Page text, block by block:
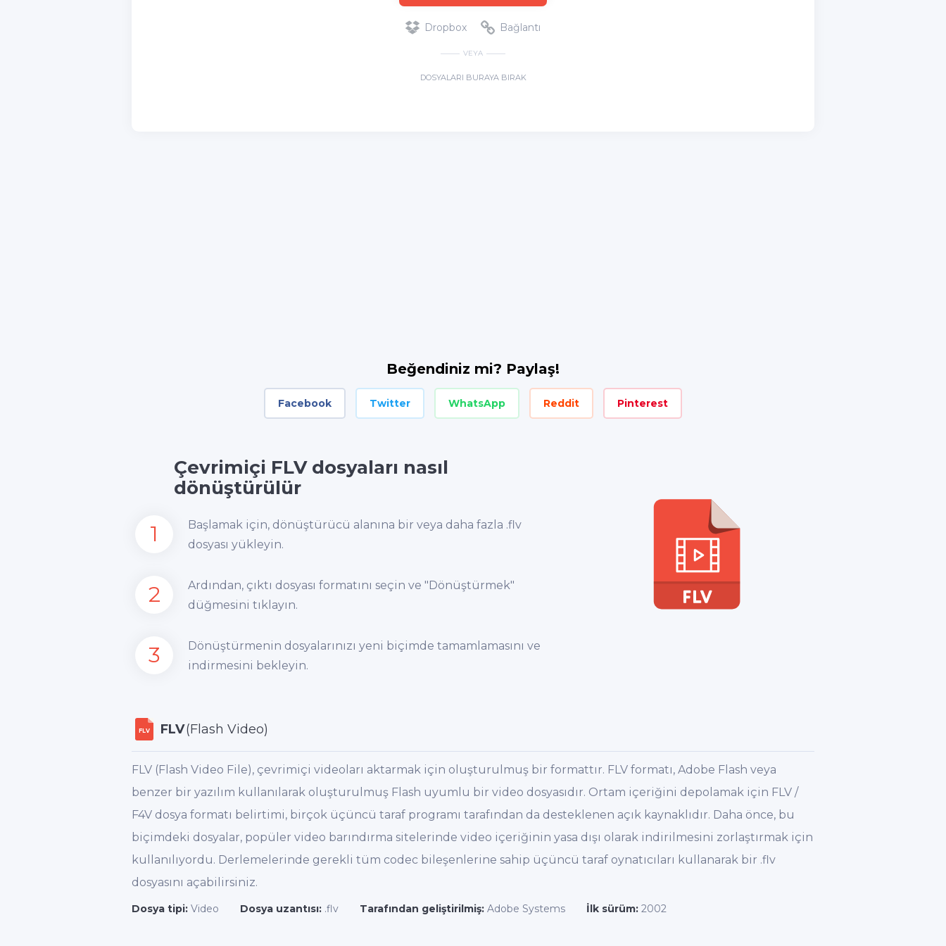
Dropbox Bağlantı
VEYA
DOSYALARI BURAYA BIRAK
Beğendiniz mi? Paylaş!
Facebook Twitter WhatsApp Reddit Pinterest
Çevrimiçi FLV dosyaları nasıl
dönüştürülür
1
Başlamak için, dönüştürücü alanına bir veya daha fazla .flv
dosyası yükleyin.
2
Ardından, çıktı dosyası formatını seçin ve "Dönüştürmek"
düğmesini tıklayın.
3
Dönüştürmenin dosyalarınızı yeni biçimde tamamlamasını ve
indirmesini bekleyin.
FLV FLV(Flash Video)
FLV (Flash Video File), çevrimiçi videoları aktarmak için oluşturulmuş bir formattır. FLV formatı, Adobe Flash veya
benzer bir yazılım kullanılarak oluşturulmuş Flash uyumlu bir video dosyasıdır. Ortam içeriğini depolamak için FLV /
F4V dosya formatı belirtimi, birçok üçüncü taraf programı tarafından da desteklenen açık kaynaklıdır. Daha önce, bu
biçimdeki dosyalar, popüler video barındırma sitelerinde video içeriğinin yasa dışı olarak indirilmesini zorlaştırmak için
kullanılıyordu. Derlemelerinde gerekli tüm codec bileşenlerine sahip üçüncü taraf oynatıcıları kullanarak bir .flv
dosyasını açabilirsiniz.
Dosya tipi: Video Dosya uzantısı: .flv Tarafından geliştirilmiş: Adobe Systems İlk sürüm: 2002